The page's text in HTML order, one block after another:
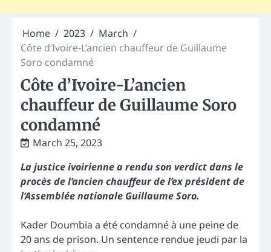
Home 2023
March
Côte d’Ivoire-L’ancien chauffeur de Guillaume
Soro condamné
Côte d’Ivoire-L’ancien
chauffeur de Guillaume Soro
condamné
March 25, 2023
La justice ivoirienne a rendu son verdict dans le
procès de l’ancien chauffeur de l’ex président de
l’Assemblée nationale Guillaume Soro.
Kader Doumbia a été condamné à une peine de
20 ans de prison. Un sentence rendue jeudi par la